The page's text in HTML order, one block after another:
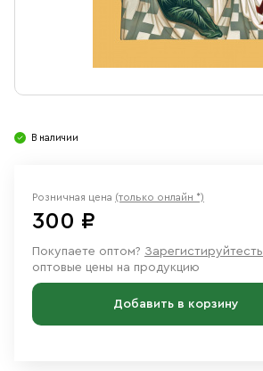
В наличии
Розничная цена (только онлайн *)
300 ₽
Покупаете оптом? Зарегистируйтесть
оптовые цены на продукцию
Добавить в корзину